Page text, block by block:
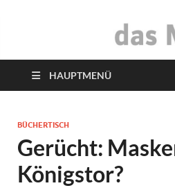
das
HAUPTMENÜ
BÜCHERTISCH
Gerücht:
Königstor?